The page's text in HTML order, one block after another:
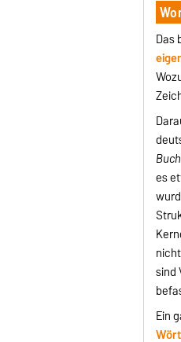
Das
es
sind
Ein